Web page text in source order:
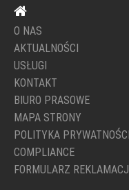
O NAS
AKTUALNOŚCI
USŁUGI
KONTAKT
BIURO PRASOWE
MAPA STRONY
POLITYKA PRYWATNOŚCI
COMPLIANCE
FORMULARZ REKLAMACJI